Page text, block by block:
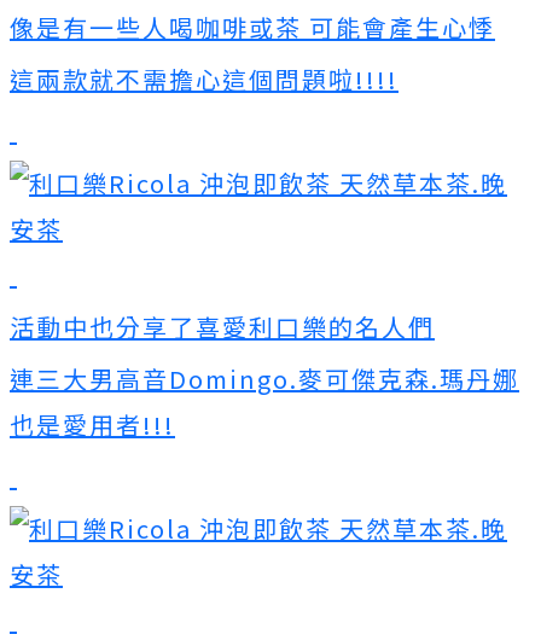
像是有一些人喝咖啡或茶 可能會產生心悸
這兩款就不需擔心這個問題啦!!!!
活動中也分享了喜愛利口樂的名人們
連三大男高音Domingo.麥可傑克森.瑪丹娜
也是愛用者!!!